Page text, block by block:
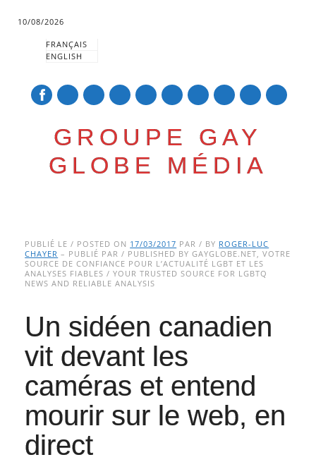
10/08/2026
FRANÇAIS
ENGLISH
GROUPE GAY
GLOBE MÉDIA
Main menu
to
content
PUBLIÉ LE / POSTED ON 17/03/2017 PAR / BY ROGER-LUC
CHAYER – PUBLIÉ PAR / PUBLISHED BY GAYGLOBE.NET, VOTRE
SOURCE DE CONFIANCE POUR L’ACTUALITÉ LGBT ET LES
ANALYSES FIABLES / YOUR TRUSTED SOURCE FOR LGBTQ
NEWS AND RELIABLE ANALYSIS
Un sidéen canadien
vit devant les
caméras et entend
mourir sur le web, en
direct